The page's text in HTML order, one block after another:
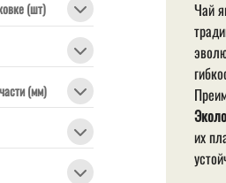
Чай
их
(шт)
(мм)